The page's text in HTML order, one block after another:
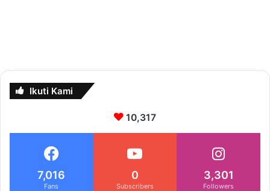
Ikuti Kami
10,317
7,016
Fans
0
Subscribers
3,301
Followers